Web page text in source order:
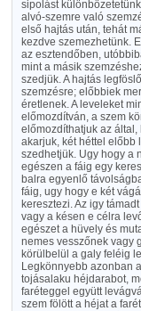
sipolást
alvó-szemre való
első hajtás után, tehát
kezdve szemezhetünk.
az esztendőben,
mint a másik
szedjük. A hajtás
szemzésre; előbbiek
éretlenek. A leveleket
előmozdítván, a szem
előmozdíthatjuk az
akarjuk, két héttel előbb
szedhetjük. Ugy hogy a
egészen a fáig egy
balra egyenlő
fáig, ugy hogy e két
keresztezi. Az igy
vagy a késen e célra
egészet a hüvely és
nemes vesszőnek vagy
körülbelül a galy feléig
Legkönnyebb azonban
tojásalaku héjdarabot,
faréteggel együtt
szem fölött a héjat a